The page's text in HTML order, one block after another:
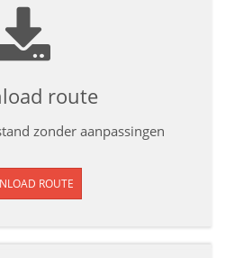
route
zonder aanpassingen
ROUTE